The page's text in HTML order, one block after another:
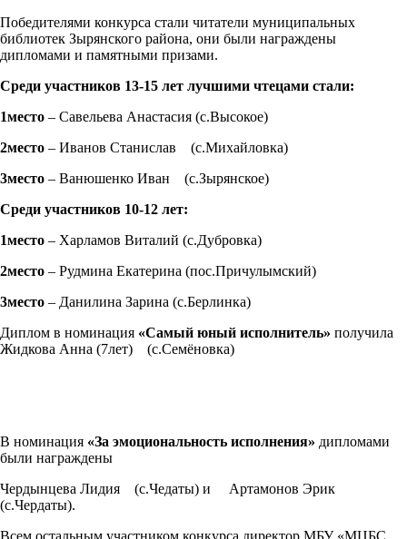
Победителями конкурса стали читатели муниципальных
библиотек Зырянского района, они были награждены
дипломами и памятными призами.
Среди участников 13-15 лет лучшими чтецами стали:
1место – Савельева Анастасия (с.Высокое)
2место – Иванов Станислав (с.Михайловка)
3место – Ванюшенко Иван (с.Зырянское)
Среди участников 10-12 лет:
1место – Харламов Виталий (с.Дубровка)
2место – Рудмина Екатерина (пос.Причулымский)
3место – Данилина Зарина (с.Берлинка)
Диплом в номинация «Самый юный исполнитель» получила
Жидкова Анна (7лет) (с.Семёновка)
В номинация «За эмоциональность исполнения» дипломами
были награждены
Чердынцева Лидия (с.Чедаты) и Артамонов Эрик
(с.Чердаты).
Всем остальным участником конкурса директор МБУ «МЦБС